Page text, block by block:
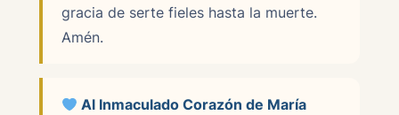
gracia de serte fieles hasta la muerte.
Amén.
Al Inmaculado Corazón de María